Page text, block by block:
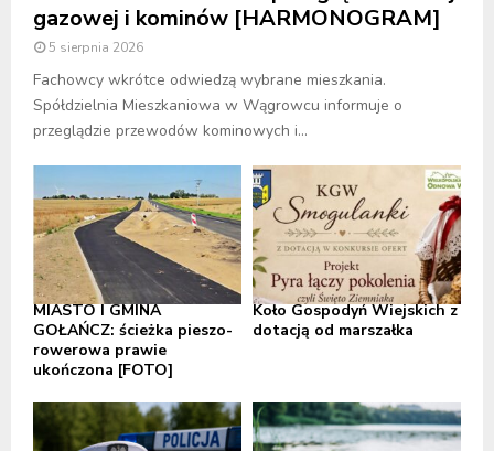
gazowej i kominów [HARMONOGRAM]
5 sierpnia 2026
Fachowcy wkrótce odwiedzą wybrane mieszkania.
Spółdzielnia Mieszkaniowa w Wągrowcu informuje o
przeglądzie przewodów kominowych i...
MIASTO I GMINA
GOŁAŃCZ: ścieżka pieszo-
rowerowa prawie
ukończona [FOTO]
Koło Gospodyń Wiejskich z
dotacją od marszałka